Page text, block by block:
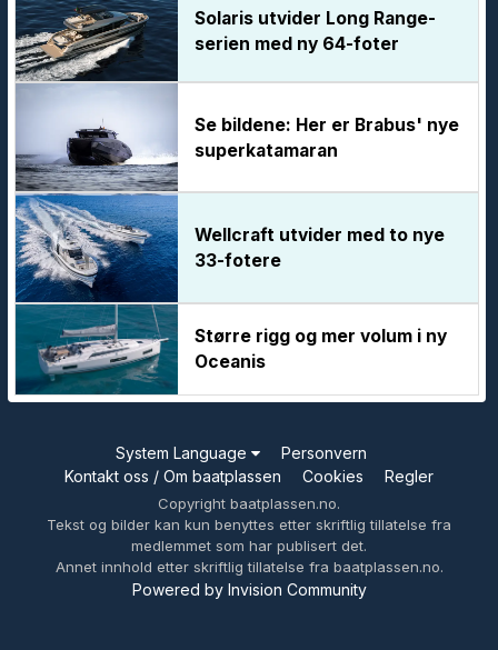
Solaris utvider Long Range-
serien med ny 64-foter
Se bildene: Her er Brabus' nye
superkatamaran
Wellcraft utvider med to nye
33-fotere
Større rigg og mer volum i ny
Oceanis
System Language
Personvern
Kontakt oss / Om baatplassen
Cookies Regler
Copyright baatplassen.no.
Tekst og bilder kan kun benyttes etter skriftlig tillatelse fra
medlemmet som har publisert det.
Annet innhold etter skriftlig tillatelse fra baatplassen.no.
Powered by Invision Community